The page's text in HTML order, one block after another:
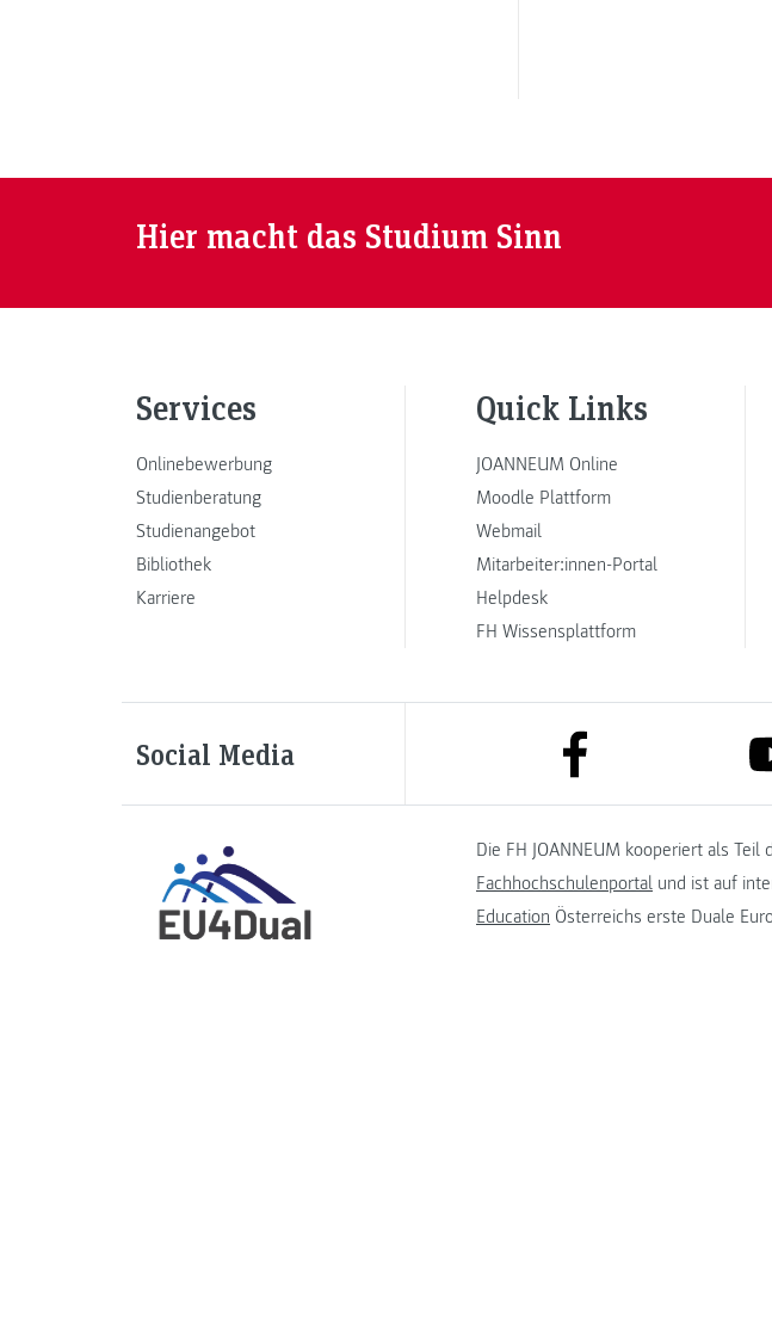
Hier macht das Studium Sinn
Services
Onlinebewerbung
Studienberatung
Studienangebot
Bibliothek
Karriere
Quick Links
JOANNEUM Online
Moodle Plattform
Webmail
Mitarbeiter:innen-Portal
Helpdesk
FH Wissensplattform
Social Media link to facebook
Die FH JOANNEUM kooperiert als Teil
Fachhochschulenportal und ist auf
Education Österreichs erste Duale